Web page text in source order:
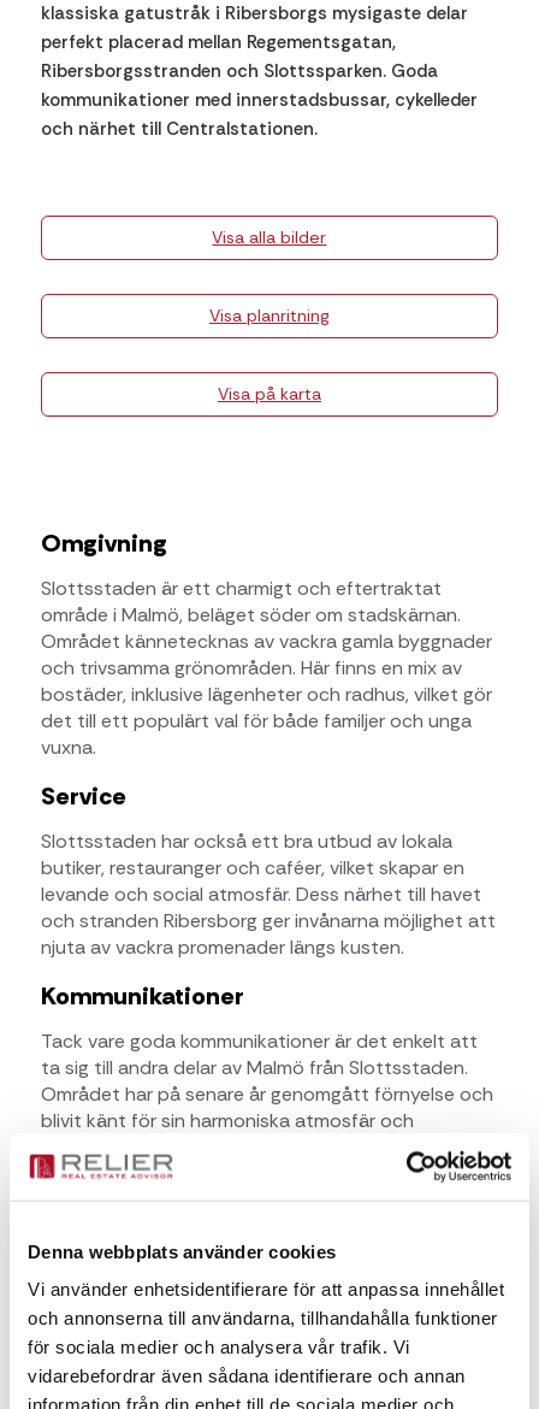
Denna webbplats använder cookies
Vi använder enhetsidentifierare för att anpassa innehållet
och annonserna till användarna, tillhandahålla funktioner
för sociala medier och analysera vår trafik. Vi
vidarebefordrar även sådana identifierare och annan
information från din enhet till de sociala medier och
klassiska gatustråk i Ribersborgs mysigaste delar
perfekt placerad mellan Regementsgatan,
Ribersborgsstranden och Slottssparken. Goda
kommunikationer med innerstadsbussar, cykelleder
och närhet till Centralstationen.
Visa alla bilder
Visa planritning
Visa på karta
Omgivning
Slottsstaden är ett charmigt och eftertraktat
område i Malmö, beläget söder om stadskärnan.
Området kännetecknas av vackra gamla byggnader
och trivsamma grönområden. Här finns en mix av
bostäder, inklusive lägenheter och radhus, vilket gör
det till ett populärt val för både familjer och unga
vuxna.
Service
Slottsstaden har också ett bra utbud av lokala
butiker, restauranger och caféer, vilket skapar en
levande och social atmosfär. Dess närhet till havet
och stranden Ribersborg ger invånarna möjlighet att
njuta av vackra promenader längs kusten.
Kommunikationer
Tack vare goda kommunikationer är det enkelt att
ta sig till andra delar av Malmö från Slottsstaden.
Området har på senare år genomgått förnyelse och
blivit känt för sin harmoniska atmosfär och
Fanny Pålsson
Fanny Pålsson
fanny.palsson@relier.se